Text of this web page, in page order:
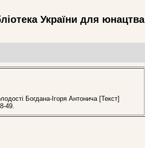
України для юнацтва
Богдана-Ігоря Антонича [Текст]
49.